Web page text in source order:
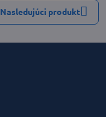
Nasledujúci produkt